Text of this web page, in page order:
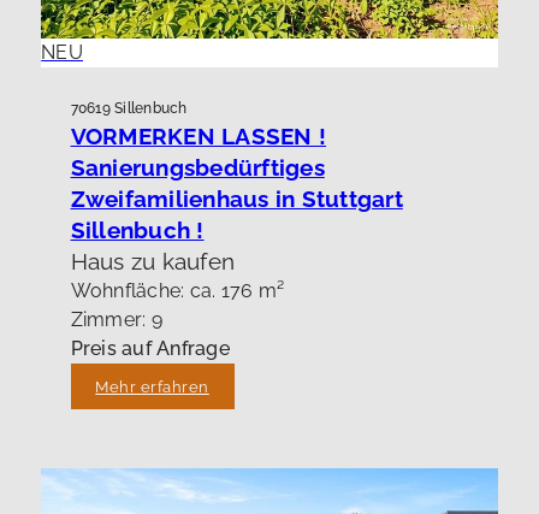
NEU
70619 Sillenbuch
VORMERKEN LASSEN !
Sanierungsbedürftiges
Zweifamilienhaus in Stuttgart
Sillenbuch !
Haus zu kaufen
Wohnfläche: ca. 176 m²
Zimmer: 9
Preis auf Anfrage
Mehr erfahren